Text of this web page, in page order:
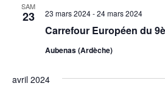
SAM
23
Carrefour Européen du
23 mars 2024-24 mars 2024
Aubenas (Ardèche)
avril 2024